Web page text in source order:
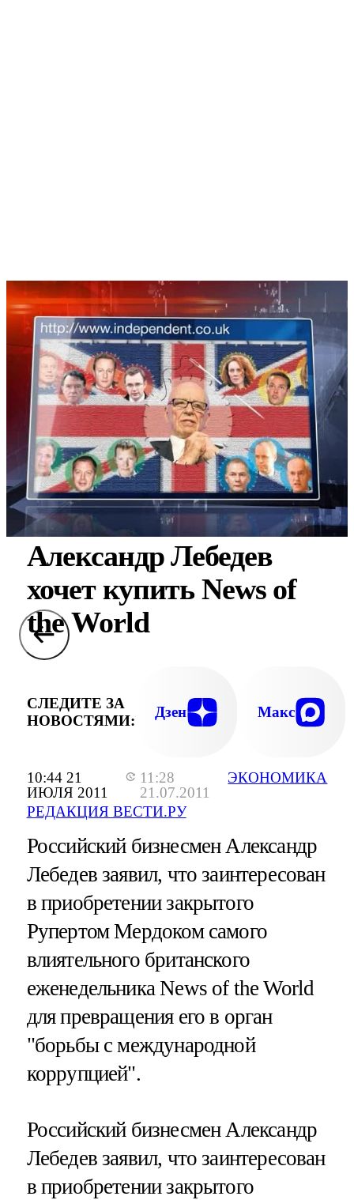
10:44 21
ИЮЛЯ 2011
11:28
21.07.2011
РЕДАКЦИЯ ВЕСТИ.РУ
ЭКОНОМИКА
Александр Лебедев
хочет купить News of
thе World
СЛЕДИТЕ ЗА
НОВОСТЯМИ:
Дзен Макс
Российский бизнесмен Александр
Лебедев заявил, что заинтересован
в приобретении закрытого
Рупертом Мердоком самого
влиятельного британского
еженедельника News of thе World
для превращения его в орган
"борьбы с международной
коррупцией".
Российский бизнесмен Александр
Лебедев заявил, что заинтересован
в приобретении закрытого